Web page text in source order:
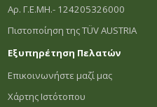
Αρ. Γ.Ε.ΜΗ.- 124205326000
Πιστοποίηση της TÜV AUSTRIA
Εξυπηρέτηση Πελατών
Επικοινωνήστε μαζί μας
Χάρτης Ιστότοπου